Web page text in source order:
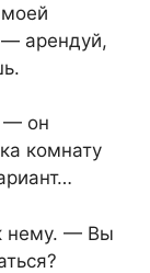
— арендуй,
— он
комнату
нему. — Вы